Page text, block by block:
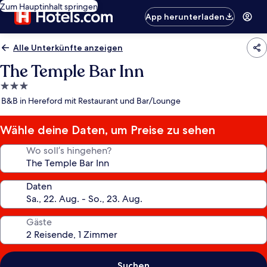
Zum Hauptinhalt springen
App herunterladen
Alle Unterkünfte anzeigen
The Temple Bar Inn
3.0-
Sterne-
B&B in Hereford mit Restaurant und Bar/Lounge
Wähle deine Daten, um Preise zu sehen
Wo soll’s hingehen?
Daten
Gäste